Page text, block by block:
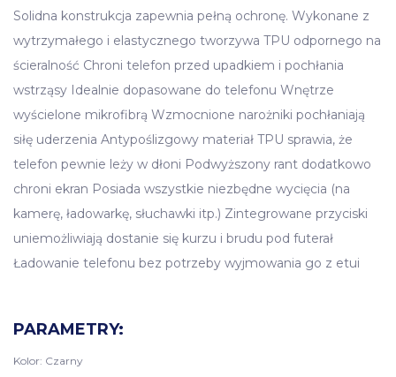
Solidna konstrukcja zapewnia pełną ochronę. Wykonane z
wytrzymałego i elastycznego tworzywa TPU odpornego na
ścieralność Chroni telefon przed upadkiem i pochłania
wstrząsy Idealnie dopasowane do telefonu Wnętrze
wyścielone mikrofibrą Wzmocnione narożniki pochłaniają
siłę uderzenia Antypoślizgowy materiał TPU sprawia, że
telefon pewnie leży w dłoni Podwyższony rant dodatkowo
chroni ekran Posiada wszystkie niezbędne wycięcia (na
kamerę, ładowarkę, słuchawki itp.) Zintegrowane przyciski
uniemożliwiają dostanie się kurzu i brudu pod futerał
Ładowanie telefonu bez potrzeby wyjmowania go z etui
PARAMETRY:
Kolor: Czarny